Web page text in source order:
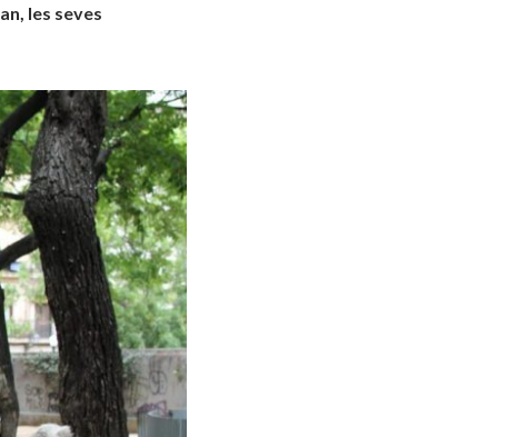
les seves